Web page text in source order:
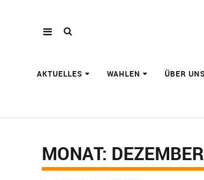
AKTUELLES WAHLEN ÜBER UNS
MONAT: